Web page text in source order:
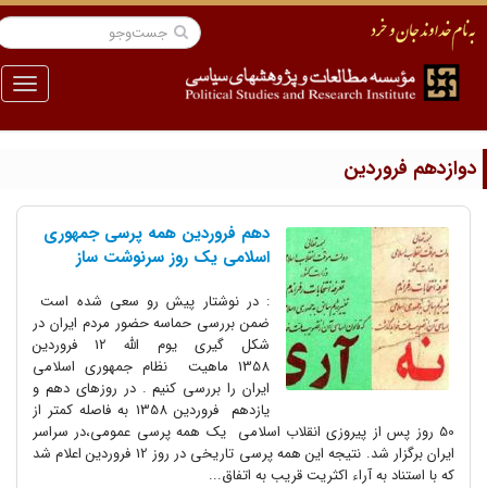
منو
فروردین
دهم فروردین همه پرسی جمهوری
اسلامی یک روز سرنوشت ساز
: در نوشتار پیش رو سعی شده است
ضمن بررسی حماسه حضور مردم ایران در
شکل گیری یوم الله 12 فروردین
1358 ماهیت نظام جمهوری اسلامی
ایران را بررسی کنیم . در روزهای دهم و
یازدهم فروردین 1358 به فاصله کمتر از
50 روز پس از پیروزی انقلاب اسلامی یک همه پرسی عمومی،در سراسر
ایران برگزار شد. نتیجه این همه پرسی تاریخی در روز 12 فروردین اعلام شد
که با استناد به آراء اکثریت قریب به اتفاق...